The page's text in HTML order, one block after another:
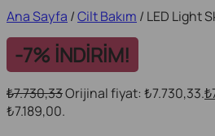
Ana Sayfa /Cilt Bakım / LED Light
-7% İNDİRİM!
₺7.730,33Orijinal fiyat: ₺7.730,33.₺
₺7.189,00.